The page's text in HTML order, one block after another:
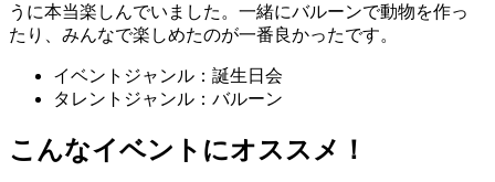
うに本当楽しんでいました。一緒にバルーンで動物を作っ
たり、みんなで楽しめたのが一番良かったです。
イベントジャンル：誕生日会
タレントジャンル：バルーン
こんなイベントにオススメ！